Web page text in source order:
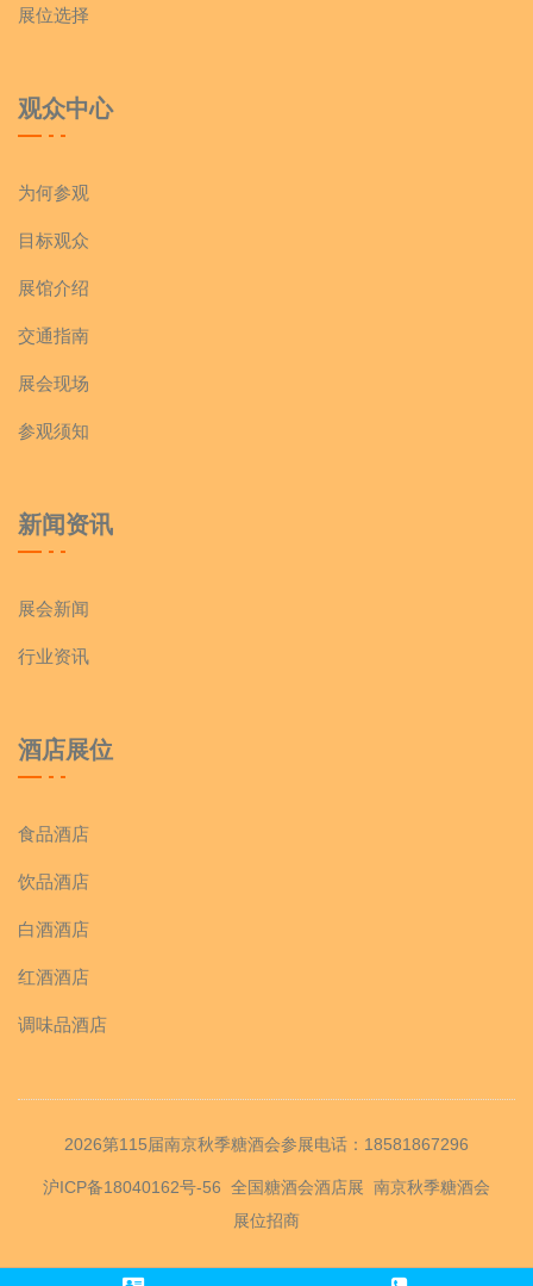
展位选择
观众中心
为何参观
目标观众
展馆介绍
交通指南
展会现场
参观须知
新闻资讯
展会新闻
行业资讯
酒店展位
食品酒店
饮品酒店
白酒酒店
红酒酒店
调味品酒店
2026第115届南京秋季糖酒会参展电话：18581867296
沪ICP备18040162号-56 全国糖酒会酒店展 南京秋季糖酒会
展位招商